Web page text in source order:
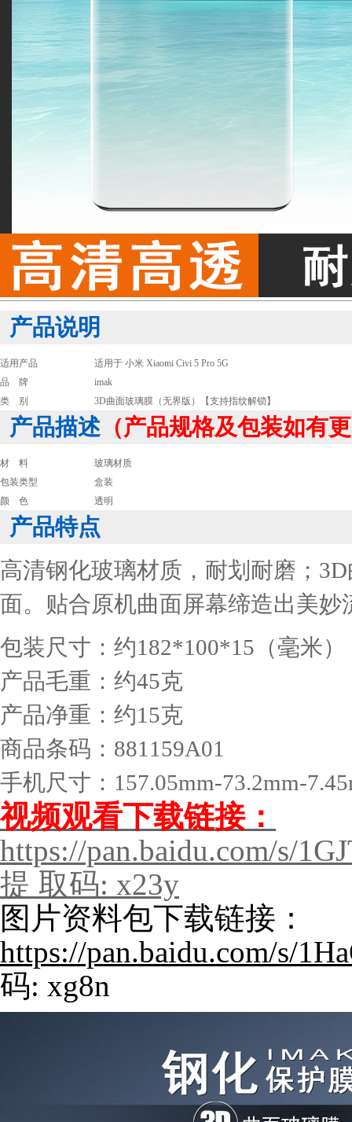
产品说明
适用产品
适用于 小米 Xiaomi Civi 5 Pro 5G
品 牌
imak
类 别
3D曲面玻璃膜（无界版）【支持指纹解锁】
产品描述 （产品规格及包装如有
材 料
玻璃材质
包装类型
盒装
颜 色
透明
产品特点
高清钢化玻璃材质，耐划耐磨；
面。贴合原机曲面屏幕缔造出美
包装尺寸：约182*100*15（毫米）
产品毛重：约45克
产品净重：约15克
商品条码：881159A01
手机尺寸：157.05mm-73.2mm-
视频观看下载链接：
https://pan.baidu.com/s/
提 取码: x23y
图 片资料包下载链接：
https://pan.baidu.com/s/
码: xg8n